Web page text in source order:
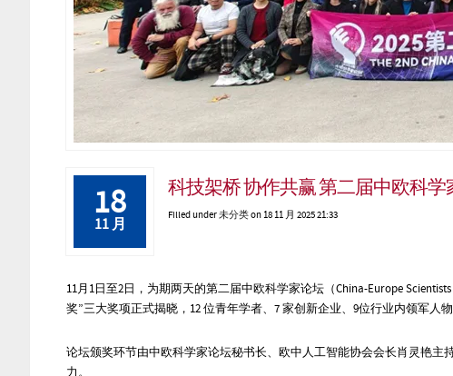
18
11 月
科技架桥 协作共赢 第二届中欧科
Filled under未分类on 18 11 月 2025 21:33
11月1日至2 日 ， 为期两天的第二届中欧科学家论坛（China-Europe
奖”三大奖项正式揭晓，12 位青年学者、7 家创新企业、9位行业内领军人
论坛颁奖环节由中欧科学家论坛秘书长、欧中人工智能协会会长肖灵艳主
力。